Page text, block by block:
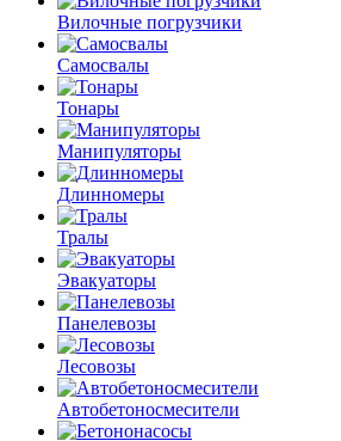
Вилочные погрузчики
Самосвалы
Тонары
Манипуляторы
Длинномеры
Тралы
Эвакуаторы
Панелевозы
Лесовозы
Автобетоно­смесители